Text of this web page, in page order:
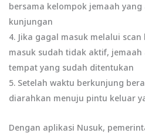
bersama kelompok jemaah
kunjungan
4. Jika gagal masuk melalui
masuk sudah tidak aktif,
tempat yang sudah ditentukan
5. Setelah waktu berkunjung
diarahkan menuju pintu keluar
Dengan aplikasi Nusuk,